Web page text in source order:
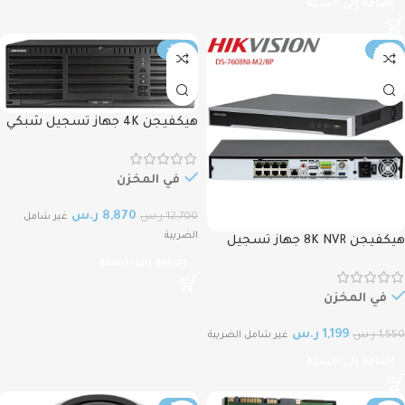
-23%
هيكفيجن 8K NVR جهاز تسجيل
HIKVISION 8K DS-7608NI-M2/8P
1 Alarm In-Out NVR, 2HDD
في المخزن
1,550 ر.س 1,199 ر.س غير شامل الضريبة
-30%
هيكفيجن 4K جهاز تسجيل شبكي
DS-96128NI-M16, 16 SATA
في المخزن
12,700 ر.س 8,870 ر.س غير شامل
الضريبة